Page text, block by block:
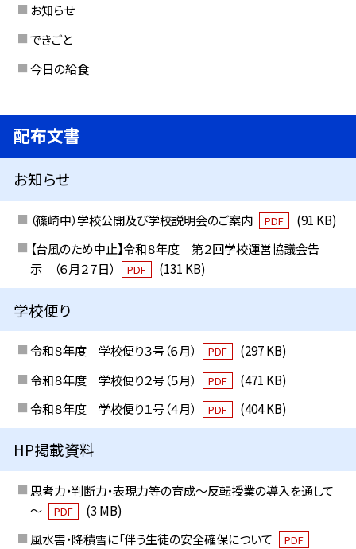
お知らせ
できごと
今日の給食
配布文書
お知らせ
（篠崎中）学校公開及び学校説明会のご案内 PDF
(91 KB)
【台風のため中止】令和８年度 第２回学校運営協議会告
示 （６月２７日）
PDF (131 KB)
学校便り
令和８年度 学校便り３号（６月） PDF
(297 KB)
令和８年度 学校便り２号（５月）
PDF
(471 KB)
令和８年度 学校便り１号（４月）
PDF (404 KB)
HP掲載資料
思考力・判断力・表現力等の育成～反転授業の導入を通して
～
PDF
(3 MB)
風水害・降積雪に「伴う生徒の安全確保について
PDF